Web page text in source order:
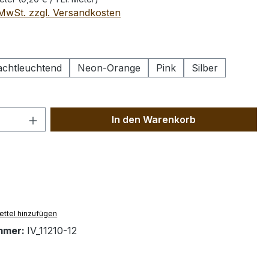
zzgl. Versandkosten
Neon-Orange Pink
Silber
Anzahl: Gib den gewünschten Wert
In den Warenkorb
hinzufügen
IV_11210-12